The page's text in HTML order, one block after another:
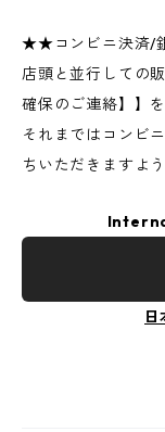
★★コンビニ決済/
店頭と並行しての
確保のご連絡】】を
それまではコンビ
ちいただきますよ
日